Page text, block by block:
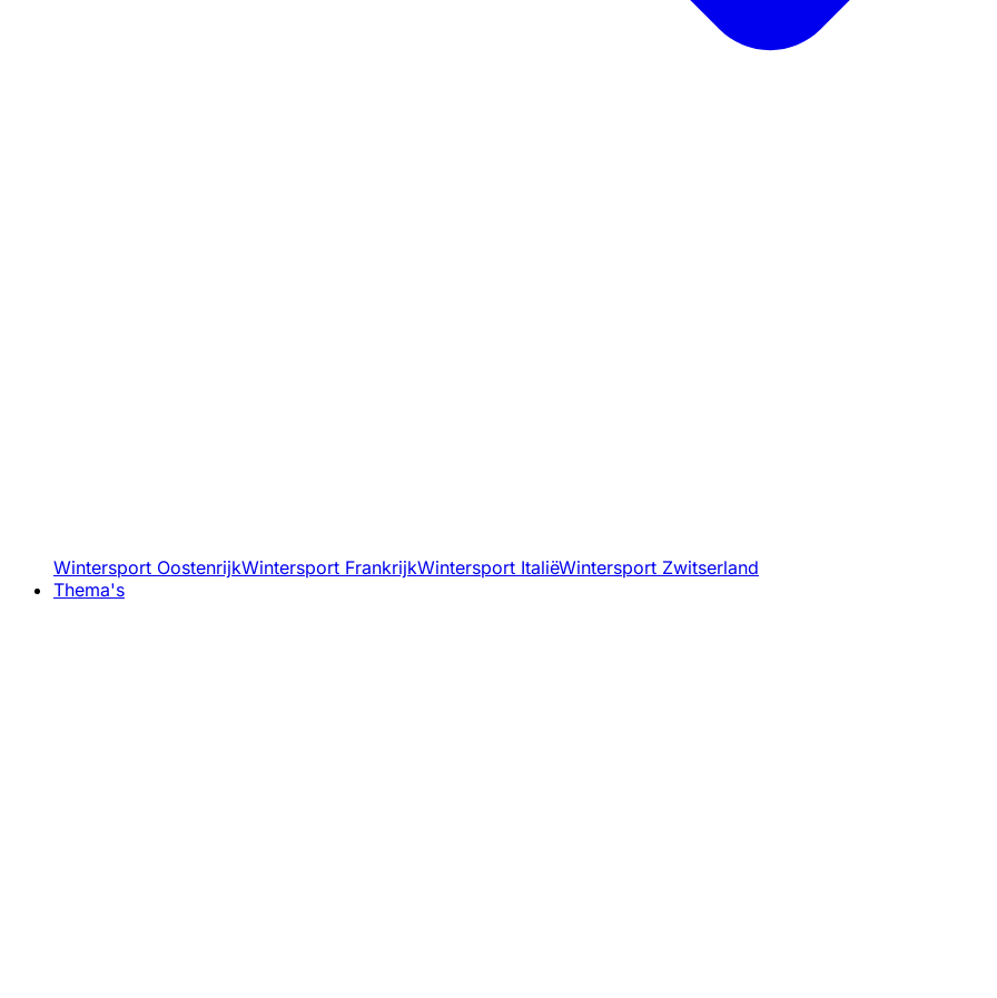
Wintersport OostenrijkWintersport FrankrijkWintersport ItaliëWintersport Zwitserland
Thema's